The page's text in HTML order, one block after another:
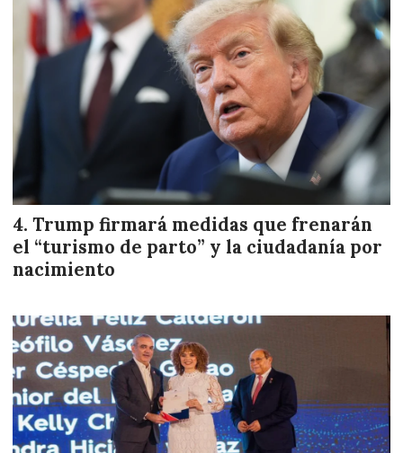
Trump firmará medidas que frenarán
el “turismo de parto” y la ciudadanía por
nacimiento